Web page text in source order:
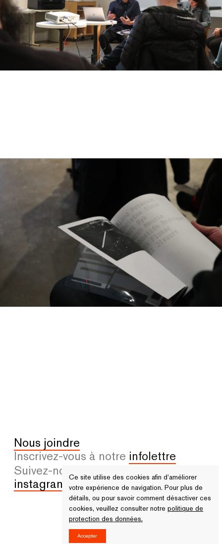
Nous joindre
Inscrivez-vous à notre infolettre
Suivez-nous sur
instagram
Merci à nos partenaires.
Ce site utilise des cookies afin d’améliorer
votre expérience de navigation. Pour plus de
détails, ou pour savoir comment désactiver ces
cookies, veuillez consulter notre politique de
protection des données.
Accepter